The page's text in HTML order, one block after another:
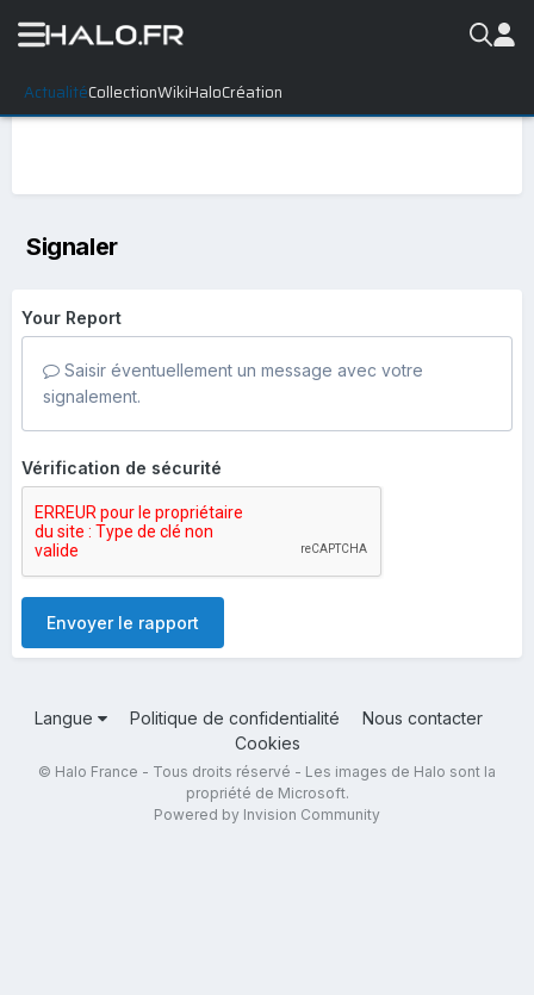
ActualitéCollectionWikiHaloCréation
Signaler
Your Report
Saisir éventuellement un message avec votre
signalement.
Vérification de sécurité
Envoyer le rapport
Langue Politique de confidentialité
Nous contacter
Cookies
© Halo France - Tous droits réservé - Les images de Halo sont la
propriété de Microsoft.
Powered by Invision Community